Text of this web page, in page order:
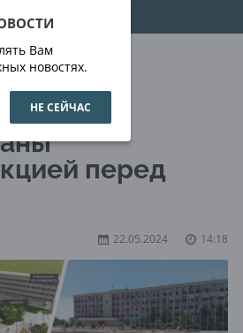
Вам
новостях.
НЕ СЕЙЧАС
перед
22.05.2024 14:18